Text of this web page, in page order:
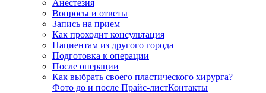
Анестезия
Вопросы и ответы
Запись на прием
Как проходит консультация
Пациентам из другого города
Подготовка к операции
После операции
Как выбрать своего пластического хирурга?
Фото до и после Прайс-листКонтакты